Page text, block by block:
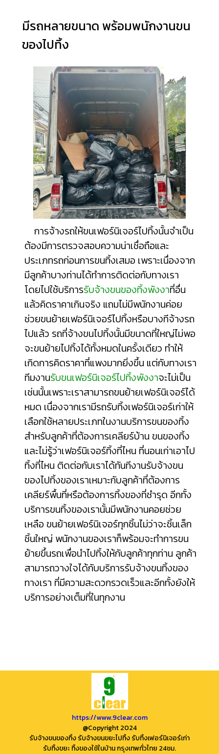
มีรถหลายขนาด พร้อมพนักงานขน
ของไปทิ้ง
การจ้างรถให้ขนเฟอร์นิเจอร์ไปทิ้งนั้นจำเป็น
ต้องมีการตรวจสอบความน่าเชื่อถือและ
ประเภทรถก่อนการขนทิ้งเสมอ เพราะเนื่องจาก
มีลูกค้าบางท่านได้ทำการติดต่อกับทางเรา
โดยไปใช้บริการรับจ้างขนของทิ้งพังงาที่อื่น
แล้วคิดราคาเกินจริง แถมไม่มีพนักงานค่อย
ช่วยขนย้ายเฟอร์นิเจอร์ไปทิ้งหรือบางทีจ้างรถ
ไปแล้ว รถที่จ้างขนไปทิ้งนั้นมีขนาดที่ใหญ่ไม่พอ
จะขนย้ายไปทิ้งได้ทั้งหมดในครั้งเดียว ทำให้
เกิดการคิดราคาที่แพงมากยิ่งขึ้น แต่กับทางเรา
ทีมงานรับขนเฟอร์นิเจอร์ไปทิ้งพังงาจะไม่เป็น
เช่นนั้นเพราะเราสามารถขนย้ายเฟอร์นิเจอร์ได้
หมด เนื่องจากเรามีรถรับทิ้งเฟอร์นิเจอร์เก่าให้
เลือกใช้หลายประเภทในงานบริการขนของทิ้ง
สำหรับลูกค้าที่ต้องการเคลียร์บ้าน ขนของทิ้ง
และไม่รู้ว่าเฟอร์นิเจอร์ทิ้งที่ไหน ที่นอนเก่าเอาไป
ทิ้งที่ไหน ติดต่อกับเราได้ทันทีงานรับจ้างขน
ของไปทิ้งของเราเหมาะกับลูกค้าที่ต้องการ
เคลียร์พื้นที่หรือต้องการทิ้งของที่ชำรุด อีกทั้ง
บริการขนทิ้งของเรานั้นมีพนักงานคอยช่วย
เหลือ ขนย้ายเฟอร์นิเจอร์ทุกชิ้นไม่ว่าจะชิ้นเล็ก
ชิ้นใหญ่ พนักงานของเราก็พร้อมจะทำการขน
ย้ายขึ้นรถเพื่อนำไปทิ้งให้กับลูกค้าทุกท่าน ลูกค้า
สามารถวางใจได้กับบริการรับจ้างขนทิ้งของ
ทางเรา ที่มีความสะดวกรวดเร็วและอีกทั้งยังให้
บริการอย่างเต็มที่ในทุกงาน
https://www.9clear.com
@Copyright 2024
รับจ้างขนของทิ้ง รับจ้างขนขยะไปทิ้ง รับทิ้งเฟอร์นิเจอร์เก่า
รับทิ้งขยะ ทิ้งของใช้ในบ้าน กรุงเทพทั่วไทย 24ชม.